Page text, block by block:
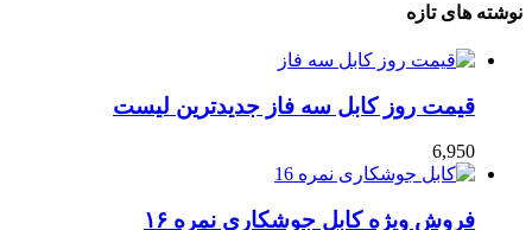
نوشته های تازه
قیمت روز کابل سه فاز جدیدترین لیست
6,950
فروش ویژه کابل جوشکاری نمره ۱۶